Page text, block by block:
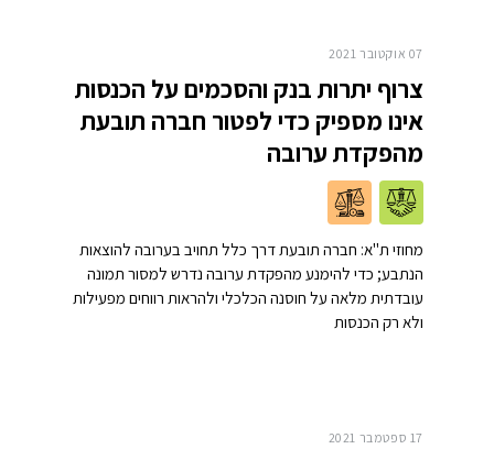
07 אוקטובר 2021
צרוף יתרות בנק והסכמים על הכנסות
אינו מספיק כדי לפטור חברה תובעת
מהפקדת ערובה
מחוזי ת"א: חברה תובעת דרך כלל תחויב בערובה להוצאות
הנתבע; כדי להימנע מהפקדת ערובה נדרש למסור תמונה
עובדתית מלאה על חוסנה הכלכלי ולהראות רווחים מפעילות
ולא רק הכנסות
17 ספטמבר 2021